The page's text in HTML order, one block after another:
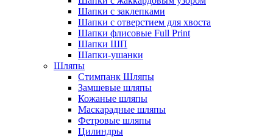
Шапки с заклепками
Шапки с отверстием для хвоста
Шапки флисовые Full Print
Шапки ШП
Шапки-ушанки
Шляпы
Стимпанк Шляпы
Замшевые шляпы
Кожаные шляпы
Маскарадные шляпы
Фетровые шляпы
Цилиндры